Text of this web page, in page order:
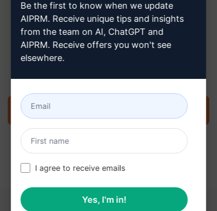
Paso 3: Utiliza el Prompt en tu
ESTOS ENLACES PUEDEN RESULTARLE ÚTILES
Be the first to know when we update
AIPRM. Receive unique tips and insights
from the team on AI, ChatGPT and
AIPRM. Receive offers you won't see
elsewhere.
I agree to receive emails
Yes, I'm in!